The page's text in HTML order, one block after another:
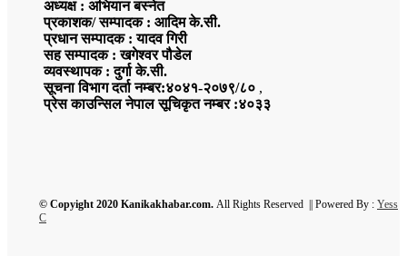
अध्यक्ष : अभियान बस्नेत
प्रकाशक/ सम्पादक : आदिम के.सी.
प्रधान सम्पादक : यादव गिरी
सह सम्पादक : खगेश्वर पौडेल
व्यवस्थापक : दुर्गा के.सी.
सूचना विभाग दर्ता नम्बर:४०४१-२०७९/८० ,
प्रेस काउन्सिल नेपाल सूचिकृत नम्बर :४०३३
© Copyight 2020 Kanikakhabar.com. All Rights Reserved || Powered By : Yess
C